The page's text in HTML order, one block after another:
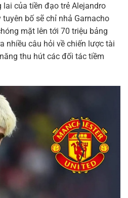
của tiền đạo trẻ Alejandro
bố sẽ chỉ nhả Garnacho
mặt lên tới 70 triệu bảng
nhiều câu hỏi về chiến lược tài
thu hút các đối tác tiềm